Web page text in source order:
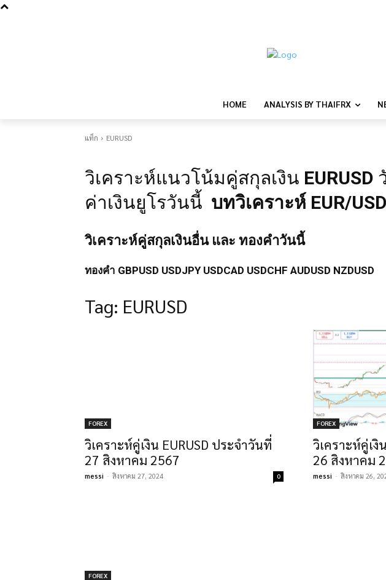
HOME ANALYSIS BY THAIFRX
แท็ก EURUSD
วิเคราะห์แนวโน้มคู่สกุลเงิน EURUSD
ค่าเงินยูโรวันนี้ บทวิเคราะห์ EUR/USD
วิเคราะห์คู่สกุลเงินอื่น และ ทองคำวันนี้
ทองคำ GBPUSD USDJPY USDCAD USDCHF AUDUSD NZDUSD
Tag: EURUSD
FOREX
วิเคราะห์คู่เงิน EURUSD ประจำวันที่
27 สิงหาคม 2567
messi - สิงหาคม 27, 2024 0
FOREX
วิเคราะห์คู่เงิ
26 สิงหาคม
messi - สิงหาคม 26,
FOREX